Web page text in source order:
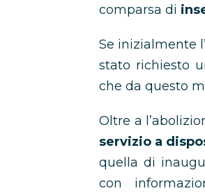
comparsa di
Se inizialmente
stato richiesto
che da questo
Oltre a
servizio a
quella di
con